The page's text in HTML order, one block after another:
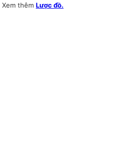
Xem thêm Lược đồ.